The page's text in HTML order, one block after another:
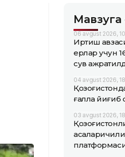
06 avgust 2026,
Иртиш
ерлар учун
сув
04 avgust 2026,
ғалла йиғиб
03 avgust 2026,